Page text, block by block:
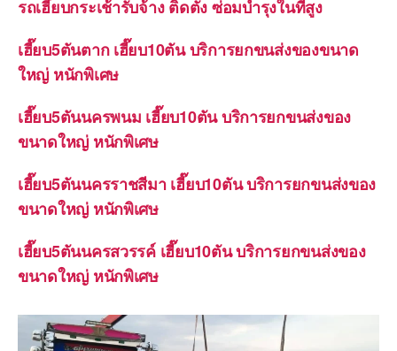
รถเฮี๊ยบกระเช้ารับจ้าง ติดตั้ง ซ่อมบำรุงในที่สูง
เฮี๊ยบ5ตันตาก เฮี๊ยบ10ตัน บริการยกขนส่งของขนาด
ใหญ่ หนักพิเศษ
เฮี๊ยบ5ตันนครพนม เฮี๊ยบ10ตัน บริการยกขนส่งของ
ขนาดใหญ่ หนักพิเศษ
เฮี๊ยบ5ตันนครราชสีมา เฮี๊ยบ10ตัน บริการยกขนส่งของ
ขนาดใหญ่ หนักพิเศษ
เฮี๊ยบ5ตันนครสวรรค์ เฮี๊ยบ10ตัน บริการยกขนส่งของ
ขนาดใหญ่ หนักพิเศษ